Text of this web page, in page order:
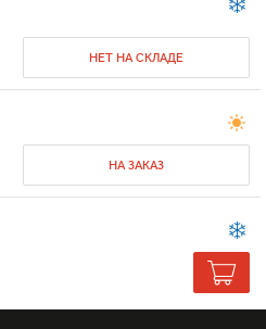
НЕТ НА СКЛАДЕ
НА ЗАКАЗ